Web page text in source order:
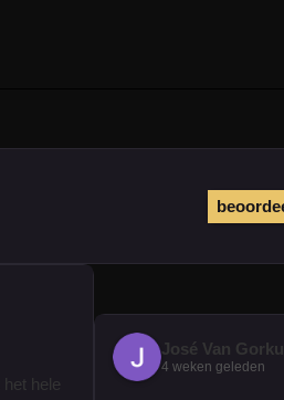
hele
José Van
4 weken geleden